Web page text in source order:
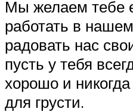
Мы желаем тебе
работать в
радовать нас
пусть у тебя
хорошо и
для грусти.